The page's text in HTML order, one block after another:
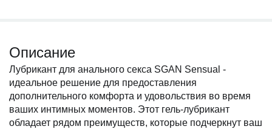
Описание
Лубрикант для анального секса SGAN Sensual -
идеальное решение для предоставления
дополнительного комфорта и удовольствия во время
ваших интимных моментов. Этот гель-лубрикант
обладает рядом преимуществ, которые подчеркнут ваш